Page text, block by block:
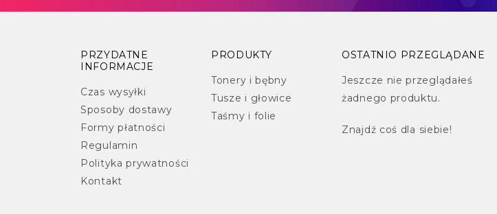
PRZYDATNE
INFORMACJE
Czas wysyłki
Sposoby dostawy
Formy płatności
Regulamin
Polityka prywatności
Kontakt
PRODUKTY
Tonery i bębny
Tusze i głowice
Taśmy i folie
OSTATNIO PRZEGLĄDANE
Jeszcze nie przeglądałeś
żadnego produktu.
Znajdź coś dla siebie!